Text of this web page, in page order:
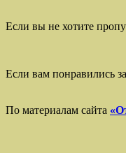
Если вы не хотите
Если вам понравились
По материалам сайта